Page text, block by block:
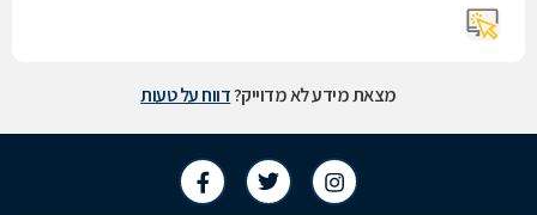
מצאת מידע לא מדוייק?דווח על טעות